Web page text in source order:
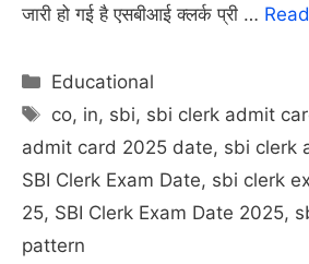
जारी हो गई है एसबीआई क्लर्क प्री …
Categories
Educational
Tags
co, in, sbi, sbi clerk admit
admit card 2025 date, sbi clerk
SBI Clerk Exam Date, sbi clerk
25, SBI Clerk Exam Date 2025,
pattern